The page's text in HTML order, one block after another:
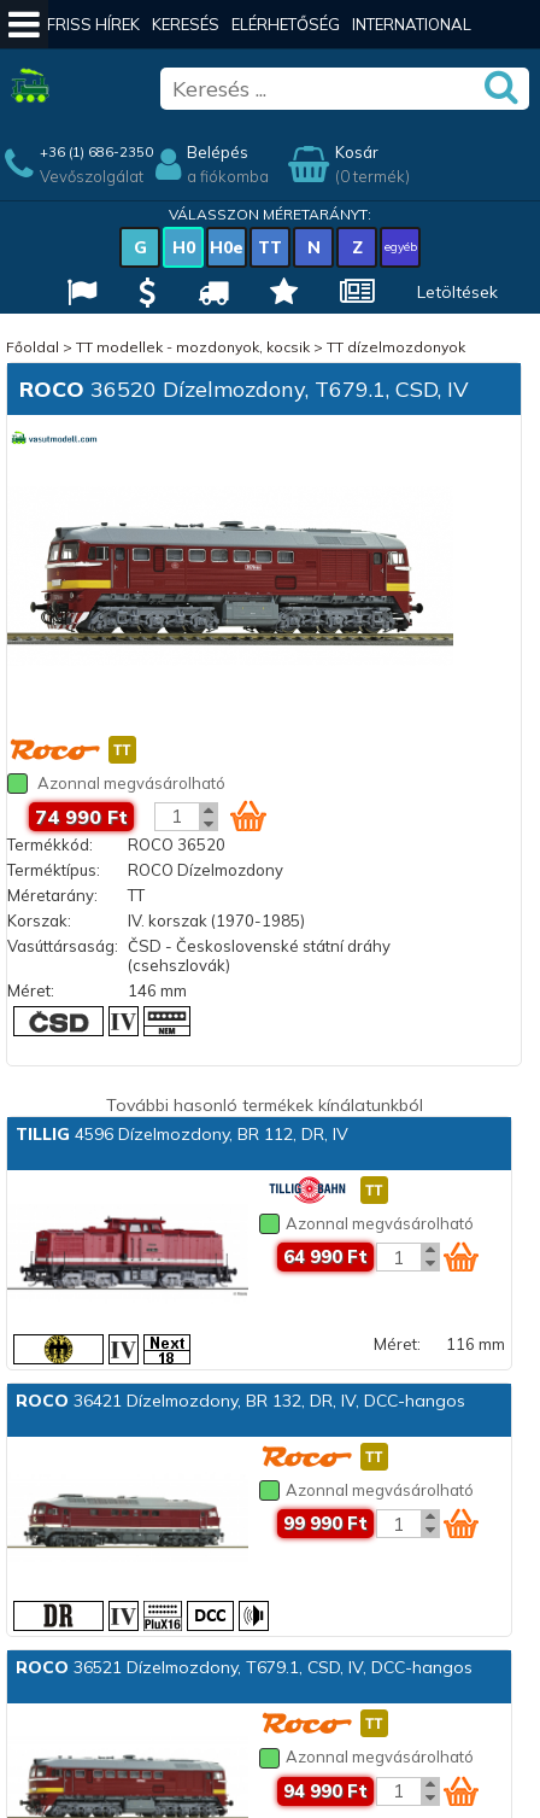
FRISS HÍREK KERESÉS ELÉRHETŐSÉG INTERNATIONAL
+36 (1) 686-2350
Vevőszolgálat
Belépés
a fiókomba
Kosár
(0 termék)
VÁLASSZON MÉRETARÁNYT:
G H0 H0e TT N Z egyéb
Letöltések
Főoldal > TT modellek - mozdonyok, kocsik> TT dízelmozdonyok
ROCO 36520 Dízelmozdony, T679.1, CSD, IV
Azonnal megvásárolható
74 990 Ft
Termékkód:
ROCO 36520
Terméktípus:
ROCO Dízelmozdony
Méretarány:
TT
Korszak:
IV. korszak (1970-1985)
Vasúttársaság: ČSD - Československé státní dráhy
(csehszlovák)
Méret:
146 mm
További hasonló termékek kínálatunkból
TILLIG 4596 Dízelmozdony, BR 112, DR, IV
Azonnal megvásárolható
64 990 Ft
Méret: 116 mm
ROCO 36421 Dízelmozdony, BR 132, DR, IV, DCC-hangos
Azonnal megvásárolható
99 990 Ft
ROCO 36521 Dízelmozdony, T679.1, CSD, IV, DCC-hangos
Azonnal megvásárolható
94 990 Ft